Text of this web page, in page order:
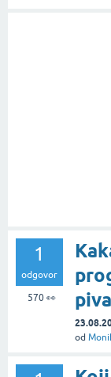
1
odgovor
570👀
od